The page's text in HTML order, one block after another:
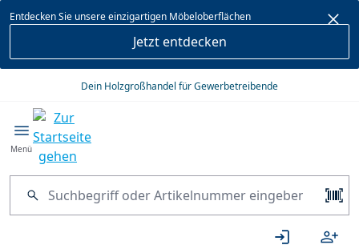
springen
Entdecken Sie unsere einzigartigen Möbeloberflächen
Jetzt entdecken
Dein Holzgroßhandel für Gewerbetreibende
Menü